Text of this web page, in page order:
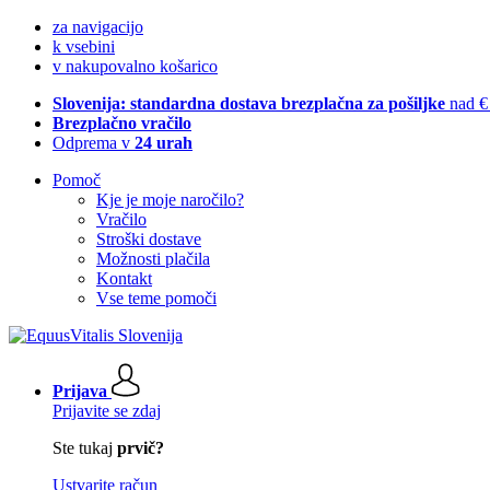
za navigacijo
k vsebini
v nakupovalno košarico
Slovenija: standardna dostava brezplačna za pošiljke nad
Brezplačno vračilo
Odprema v 24 urah
Pomoč
Kje je moje naročilo?
Vračilo
Stroški dostave
Možnosti plačila
Kontakt
Vse teme pomoči
Prijava
Prijavite se zdaj
Ste tukaj prvič?
Ustvarite račun